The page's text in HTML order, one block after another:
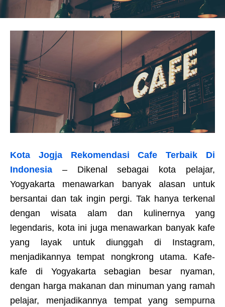
Kota Jogja Rekomendasi Cafe Terbaik Di
Indonesia – Dikenal sebagai kota pelajar,
Yogyakarta menawarkan banyak alasan untuk
bersantai dan tak ingin pergi. Tak hanya terkenal
dengan wisata alam dan kulinernya yang
legendaris, kota ini juga menawarkan banyak kafe
yang layak untuk diunggah di Instagram,
menjadikannya tempat nongkrong utama. Kafe-
kafe di Yogyakarta sebagian besar nyaman,
dengan harga makanan dan minuman yang ramah
pelajar, menjadikannya tempat yang sempurna